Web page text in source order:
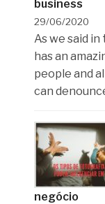
business
29/06/2020
As we said
has an
people and
can
negócio